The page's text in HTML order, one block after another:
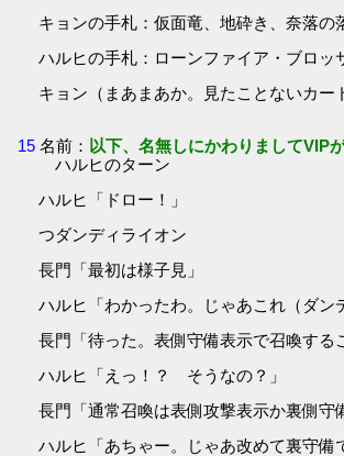
キョンの手札：仮面竜、地砕き、奈落
ハルヒの手札：ローンファイア・ブロッ
キョン（まあまあか。見たことないカ
15 名前： 以下、名無しにかわりましてVIP
ハルヒのターン
ハルヒ「ドロー！」
つダンディライオン
長門「最初は様子見」
ハルヒ「わかったわ。じゃあこれ（ダ
長門「待った。表側守備表示で召喚する
ハルヒ「えっ！？ そうなの？」
長門「通常召喚は表側攻撃表示か裏側守
ハルヒ「あちゃー。じゃあ改めて裏守備